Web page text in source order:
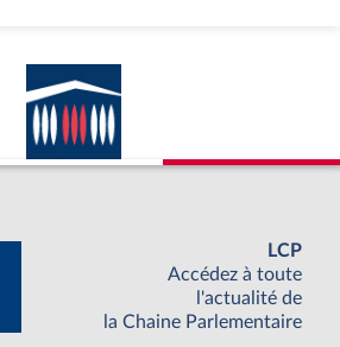
LCP
Accédez à toute
l'actualité de
la Chaine Parlementaire